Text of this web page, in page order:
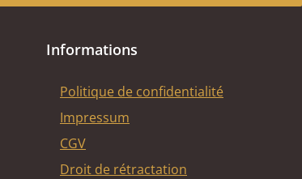
Informations
Politique de confidentialité
Impressum
CGV
Droit de rétractation